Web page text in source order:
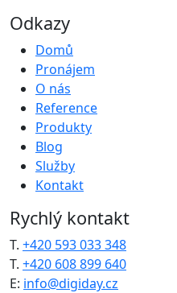
Odkazy
Domů
Pronájem
O nás
Reference
Produkty
Blog
Služby
Kontakt
Rychlý kontakt
T. +420 593 033 348
T. +420 608 899 640
E: info@digiday.cz